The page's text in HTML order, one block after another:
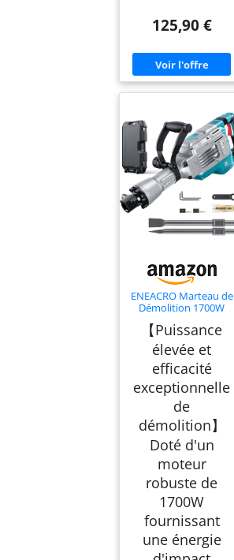
125,90 €
ENEACRO Marteau de
Démolition 1700W
Marteau Piqueur de
65 joules, Poignée
Anti-vibration, 2
Ciseaux et Boîte de
Transport avec
Roulettes
【Puissance
élevée et
efficacité
exceptionnelle
de
démolition】
Doté d'un
moteur
robuste de
1700W
fournissant
une énergie